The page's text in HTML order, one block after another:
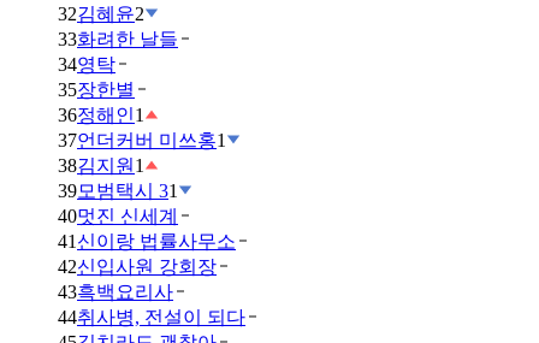
32김혜윤2
33화려한 날들
34영탁
35장한별
36정해인1
37언더커버 미쓰홍1
38김지원 1
39모범택시 31
40멋진 신세계
41 신이랑 법률사무소
42신입사원 강회장
43흑백요리사
44취사병, 전설이 되다